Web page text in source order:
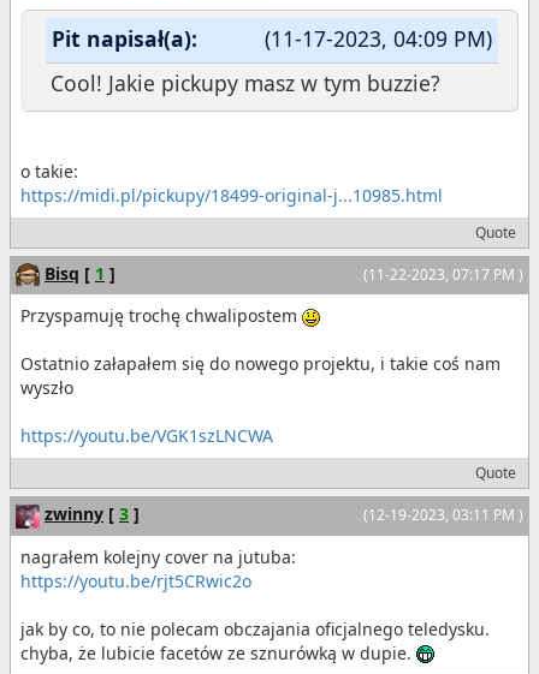
(11-17-2023, 04:09 PM)
Pit napisał(a):
Cool! Jakie pickupy masz w tym buzzie?
o takie:
https://midi.pl/pickupy/18499-original-j...10985.html
Quote
(11-22-2023, 07:17 PM )
Bisq [ 1 ]
Przyspamuję trochę chwalipostem
Ostatnio załapałem się do nowego projektu, i takie coś nam
wyszło
https://youtu.be/VGK1szLNCWA
Quote
(12-19-2023, 03:11 PM )
zwinny [ 3 ]
nagrałem kolejny cover na jutuba:
https://youtu.be/rjt5CRwic2o
jak by co, to nie polecam obczajania oficjalnego teledysku.
chyba, że lubicie facetów ze sznurówką w dupie.